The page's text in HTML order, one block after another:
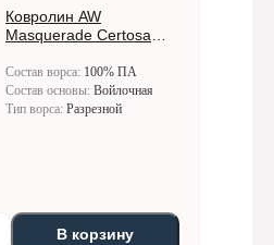
Ковролин AW
Masquerade Certosa
Состав ворса: 100% ПА
Состав основы: Войлочная
Тип ворса: Разрезной
В корзину